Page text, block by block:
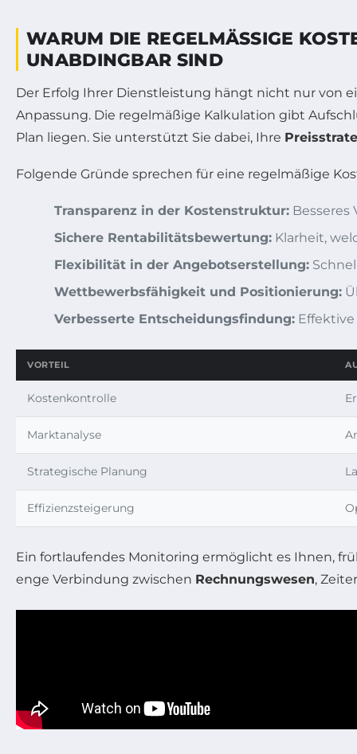
WARUM DIE REGELMÄSSIGE
NABDINGBAR SIND
Der Erfolg Ihrer Dienstleistung hängt nicht nur von
Anpassung. Die regelmäßige Kalkulation gibt
Plan liegen. Sie unterstützt Sie dabei, Ihre
Folgende Gründe sprechen für eine regelmäßige
Transparenz in der Kostenstruktur:
Sichere Rentabilitätsbewertung: Klarheit,
Flexibilität in der Angebotserstellung:
Wettbewerbsfähigkeit und Positionierung:
Verbesserte Entscheidungsfindung:
VORTEIL
Kostenkontrolle
Marktanalyse
Strategische Planung
Effizienzsteigerung
Ein fortlaufendes Monitoring ermöglicht es Ihnen,
enge Verbindung zwischen Rechnungswesen,